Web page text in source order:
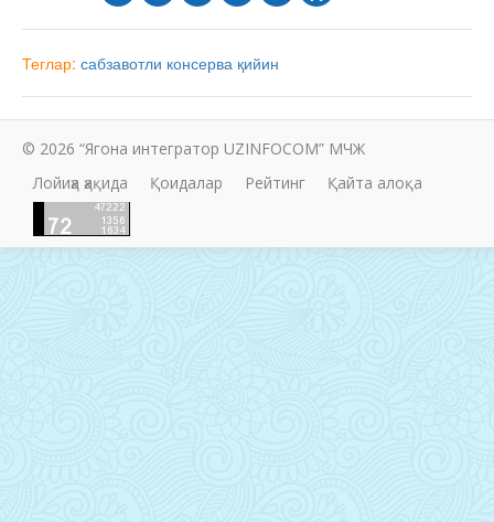
Теглар: сабзавотли консерва қийин
© 2026 “Ягона интегратор UZINFOCOM” МЧЖ
Лойиҳа ҳақида
Қоидалар Рейтинг Қайта алоқа